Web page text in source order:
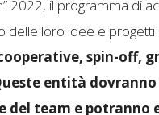
2022, il programma di
loro idee e progetti
spin-off,
entità
del team e potranno